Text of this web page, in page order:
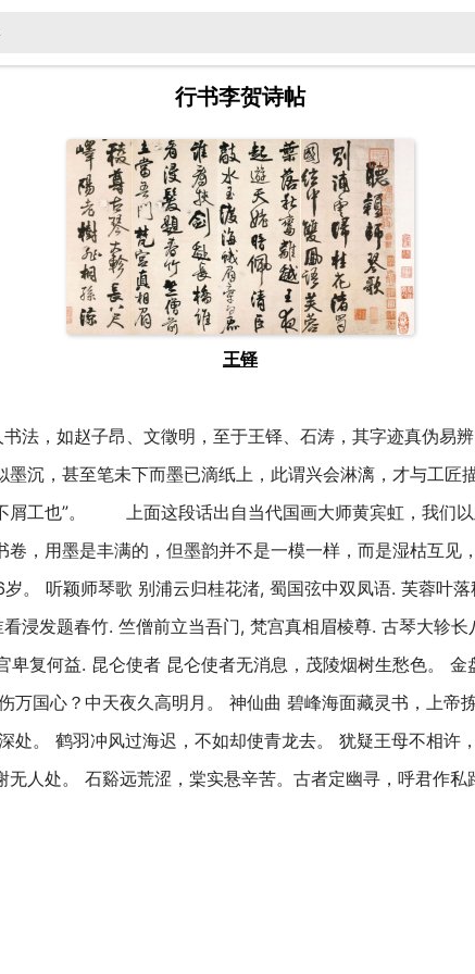
行书李贺诗帖
王铎
，如赵子昂、文徵明，至于王铎、石涛，其字迹真伪易
沉，甚至笔未下而墨已滴纸上，此谓兴会淋漓，才与工匠
屑工也”。 上面这段话出自当代国画大师黄宾虹，我们以
，用墨是丰满的，但墨韵并不是一模一样，而是湿枯互见
。 听颖师琴歌 别浦云归桂花渚, 蜀国弦中双凤语. 芙蓉叶
浸发题春竹. 竺僧前立当吾门, 梵宫真相眉棱尊. 古琴大轸
卑复何益. 昆仑使者 昆仑使者无消息，茂陵烟树生愁色。
万国心？中天夜久高明月。 神仙曲 碧峰海面藏灵书，上帝
处。 鹤羽冲风过海迟，不如却使青龙去。 犹疑王母不相许
人处。 石谿远荒涩，棠实悬辛苦。古者定幽寻，呼君作